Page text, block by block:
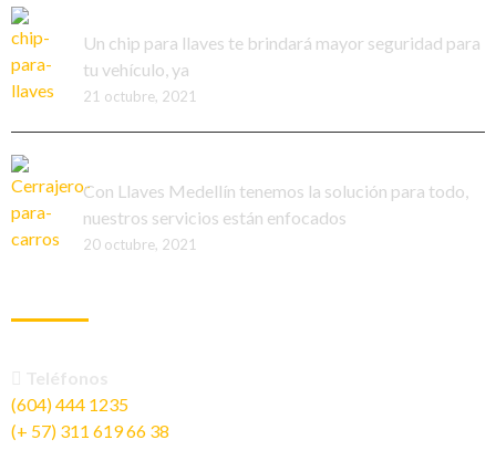
Un chip para llaves te brindará mayor seguridad para
tu vehículo, ya
21 octubre, 2021
Con Llaves Medellín tenemos la solución para todo,
nuestros servicios están enfocados
20 octubre, 2021
(604) 444 1235
(+ 57) 311 619 66 38